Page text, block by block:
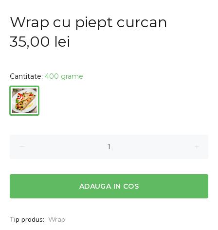
Wrap cu piept curcan
35,00 lei
Cantitate: 400 grame
ADAUGA IN COS
Tip produs: Wrap